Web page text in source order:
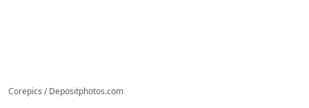
Corepics / Depositphotos.com